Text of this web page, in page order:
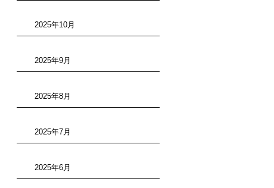
2025年10月
2025年9月
2025年8月
2025年7月
2025年6月